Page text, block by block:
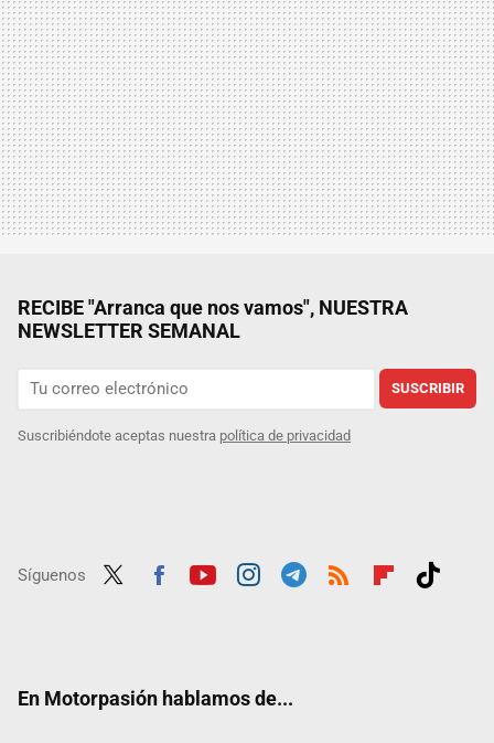
RECIBE "Arranca que nos vamos", NUESTRA
NEWSLETTER SEMANAL
SUSCRIBIR
Suscribiéndote aceptas nuestra política de privacidad
Síguenos
En Motorpasión hablamos de...